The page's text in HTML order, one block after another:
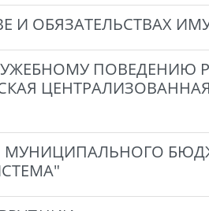
ОБЯЗАТЕЛЬСТВАХ
ПОВЕДЕНИЮ